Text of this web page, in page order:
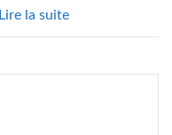
Lire la suite